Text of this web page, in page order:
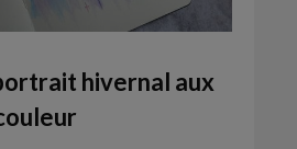
hivernal aux